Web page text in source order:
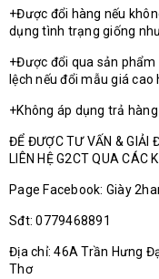
+Được đổi hàng nếu
dụng tình trạng giống
+Được đổi qua sản
lệch nếu đổi mẫu giá cao
+Không áp dụng trả
ĐỂ ĐƯỢC TƯ VẤN & GIẢI
LIÊN HỆ G2CT QUA CÁC
Page Facebook: Giày
Sđt: 0779468891
Địa chỉ: 46A Trần Hưng
Thơ